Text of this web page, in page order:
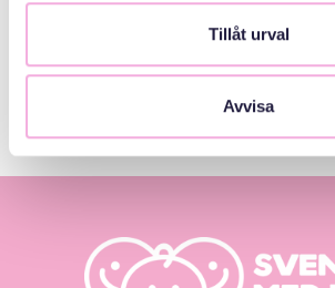
Tillåt urval
Avvisa